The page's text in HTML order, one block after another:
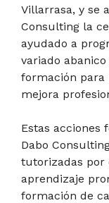
Villarrasa, y se
Consulting la
ayudado a
variado
formación para
mejora
Estas acciones
Dabo
tutorizadas por
aprendizaje
formación de